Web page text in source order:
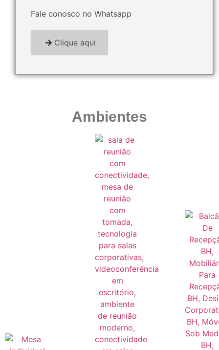
Fale conosco no Whatsapp
Clique aqui
Ambientes